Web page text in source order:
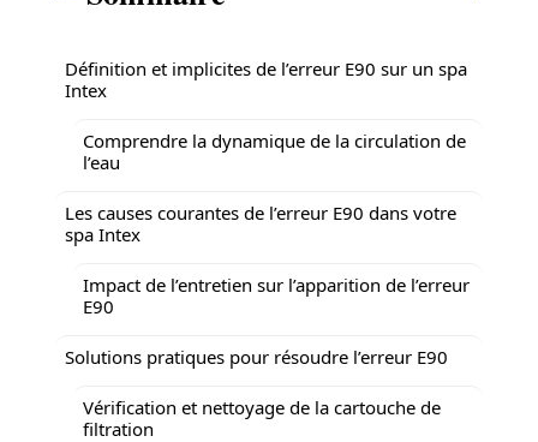
Définition et implicites de l’erreur E90 sur un spa
Intex
Comprendre la dynamique de la circulation de
l’eau
Les causes courantes de l’erreur E90 dans votre
spa Intex
Impact de l’entretien sur l’apparition de l’erreur
E90
Solutions pratiques pour résoudre l’erreur E90
Vérification et nettoyage de la cartouche de
filtration